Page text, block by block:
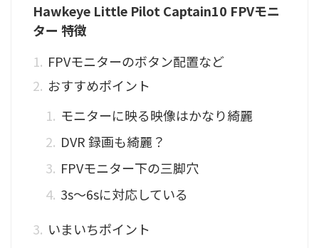
Hawkeye Little Pilot Captain10 FPVモニ
ター 特徴
FPVモニターのボタン配置など
おすすめポイント
モニターに映る映像はかなり綺麗
DVR 録画も綺麗？
FPVモニター下の三脚穴
3s〜6sに対応している
いまいちポイント